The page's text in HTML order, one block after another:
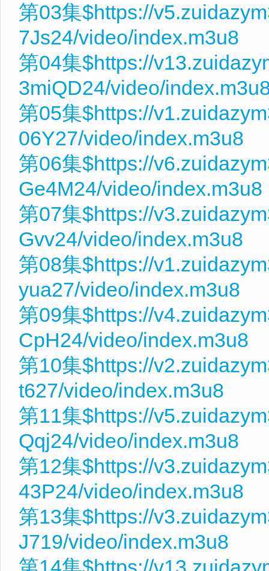
第03集$https://
7Js24/video/index.m3u8
第04集$https://
3miQD24/video/
第05集$https://
06Y27/video/index.m3u8
第06集$https://
Ge4M24/video/index.m3u8
第07集$https://
Gvv24/video/index.m3u8
第08集$https://
yua27/video/index.m3u8
第09集$https://
CpH24/video/index.m3u8
第10集$https://
t627/video/index.m3u8
第11集$https://
Qqj24/video/index.m3u8
第12集$https://
43P24/video/index.m3u8
第13集$https://
J719/video/index.m3u8